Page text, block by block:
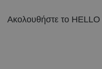
Ακολουθήστε το HELLO